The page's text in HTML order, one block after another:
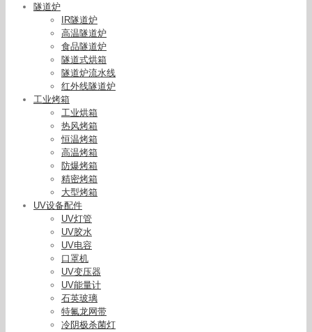
隧道炉
IR隧道炉
高温隧道炉
食品隧道炉
隧道式烘箱
隧道炉流水线
红外线隧道炉
工业烤箱
工业烘箱
热风烤箱
恒温烤箱
高温烤箱
防爆烤箱
精密烤箱
大型烤箱
UV设备配件
UV灯管
UV胶水
UV电容
口罩机
UV变压器
UV能量计
石英玻璃
特氟龙网带
冷阴极杀菌灯
日本能量计_受光计_日本产ORCUV-35能量计受光